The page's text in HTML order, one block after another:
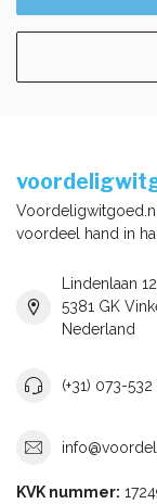
voordeel hand in
Lindenlaan
5381 GK
Nederland
(+31) 073-
KVK nummer: